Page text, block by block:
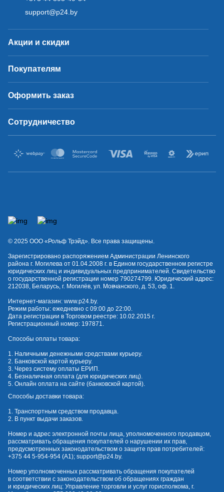
support@p24.by
Акции и скидки
Покупателям
Оформить заказ
Сотрудничество
© 2025 OOO «Рольф Трэйд». Все права защищены.
Зарегистрировано распоряжением Администрации Ленинского
района г. Могилева от 01.04.2008 г. в Едином государственном регистре
юридических лиц и индивидуальных предпринимателей. Свидетельство
о государственной регистрации номер 790274799. Юридический адрес:
212038, Беларусь, г. Могилёв, ул. Мовчанского, д. 53, оф. 1.
Интернет-магазин: www.p24.by.
Режим работы: ежедневно с 09:00 до 22:00.
Дата регистрации в Торговом реестре: 10.02.2015 г.
Регистрационный номер: 197871.
Способы оплаты товара:
1. Наличными денежными средствами курьеру.
2. Банковской картой курьеру.
3. Через систему оплаты ЕРИП.
4. Безналичная оплата (для юридических лиц).
5. Онлайн оплата на сайте (банковской картой).
Способы доставки товара:
1. Транспортным средством продавца.
2. В пункт выдачи заказов.
Номер и адрес электронной почты лица, уполномоченного продавцом,
рассматривать обращения покупателей о нарушении их прав,
предусмотренных законодательством о защите прав потребителей:
+375 44 5-954-954 (А1); support@p24.by.
Номер уполномоченных рассматривать обращения покупателей
в соответствии с законодательством об обращениях граждан
и юридических лиц: Управление торговли и услуг горисполкома, г.